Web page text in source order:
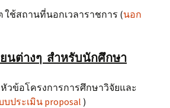
ช้สถานที่นอกเวลาราชการ (นอก
นต่างๆ สำหรับนักศึกษา
วข้อโครงการการศึกษาวิจัยและ
บประเมิน proposal )